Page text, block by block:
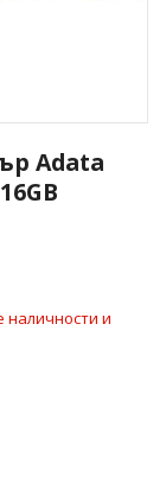
Adata
наличности и